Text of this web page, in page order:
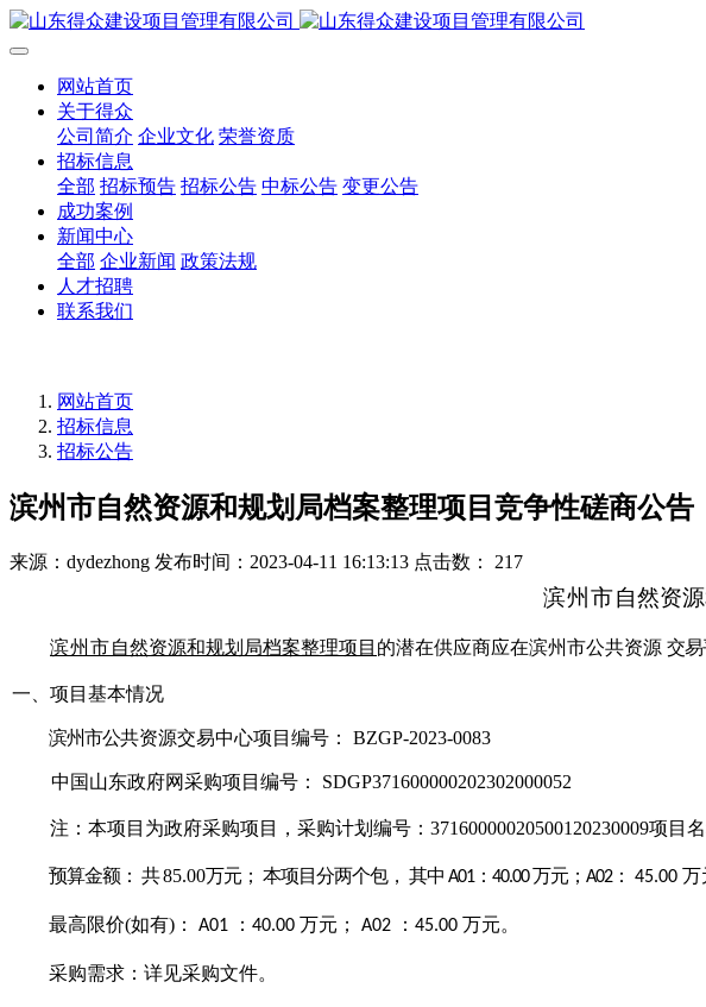
网站首页
关于得众
公司简介 企业文化 荣誉资质
招标信息
全部 招标预告 招标公告 中标公告 变更公告
成功案例
新闻中心
全部 企业新闻 政策法规
人才招聘
联系我们
网站首页
招标信息
招标公告
滨州市自然资源和规划局档案整理项目竞争性磋商公告
来源：dydezhong 发布时间：2023-04-11 16:13:13 点击数： 217
滨州市自然资
滨州市自然资源和规划局档案整理项目 的潜在供应商应在滨州市公共资源 交易
一、项目基本情况
滨州市公共资源交易中心项目编号： BZGP-2023-0083
中国山东政府网采购项 目 编号： SDGP371600000202302000052
注：本项目为政府采购项目，采购计划编号： 37160000020500120230009项目
预算金额： 共85.00万元； 本项目分两个包， 其中 A01 ： 40.00万元； A02： 45.00 万
最高限价(如有)： A01 ： 40.00 万元； A02 ： 45.00 万元。
采购需求：详见采购文件。